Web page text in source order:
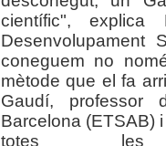
científic", explica
coneguem no
mètode que el fa
Gaudí, professor
Barcelona (ETSAB)
totes les